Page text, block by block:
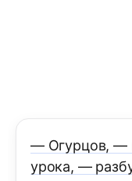
— Огурцов, —
урока, —